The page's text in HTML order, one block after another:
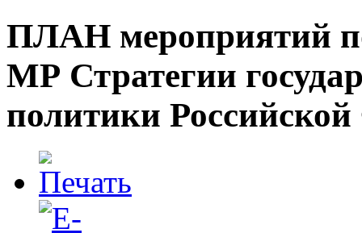
ПЛАН мероприятий
МР Стратегии
политики